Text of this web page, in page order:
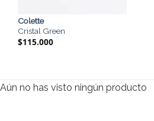
Colette
Cristal Green
$115.000
Aún no has visto ningún producto